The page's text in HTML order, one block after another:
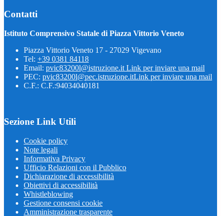
Contatti
Istituto Comprensivo Statale di Piazza Vittorio Veneto
Piazza Vittorio Veneto 17 - 27029 Vigevano
Tel: +39 0381 84118
Email: pvic83200l@istruzione.it Link per inviare una mail
PEC: pvic83200l@pec.istruzione.itLink per inviare una mail
C.F.: C.F.:94034040181
Sezione Link Utili
Cookie policy
Note legali
Informativa Privacy
Ufficio Relazioni con il Pubblico
Dichiarazione di accessibilità
Obiettivi di accessibilità
Whistleblowing
Gestione consensi cookie
Amministrazione trasparente